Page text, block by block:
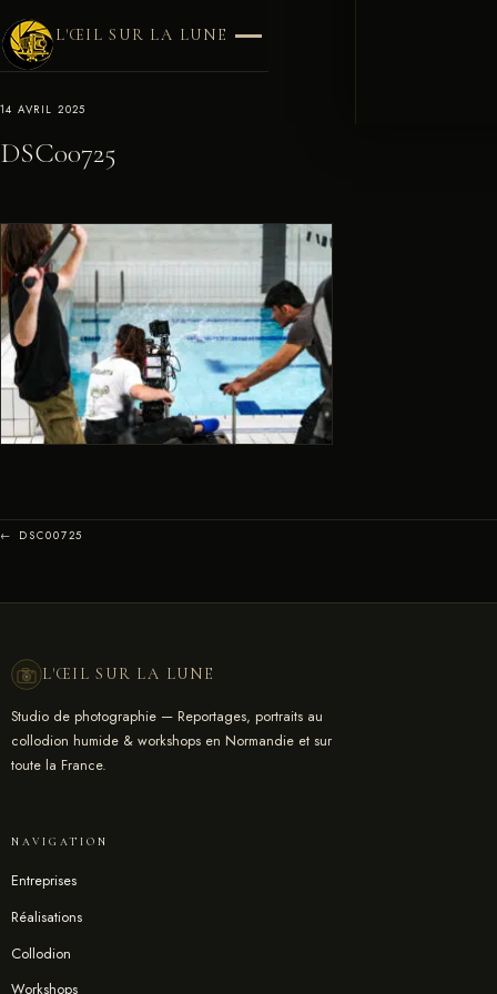
L'ŒIL SUR LA LUNE
14 AVRIL 2025
DSC00725
← DSC00725
L'ŒIL SUR LA LUNE
Studio de photographie — Reportages, portraits au
collodion humide & workshops en Normandie et sur
toute la France.
NAVIGATION
Entreprises
Réalisations
Collodion
Workshops